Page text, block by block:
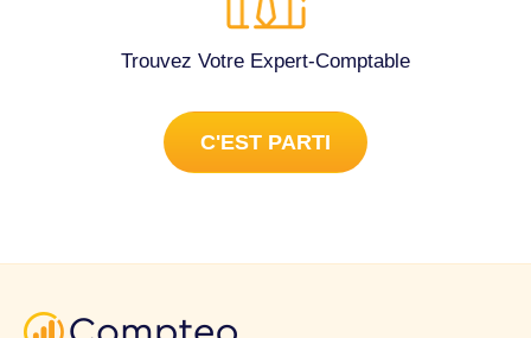
Trouvez Votre Expert-Comptable
C'EST PARTI